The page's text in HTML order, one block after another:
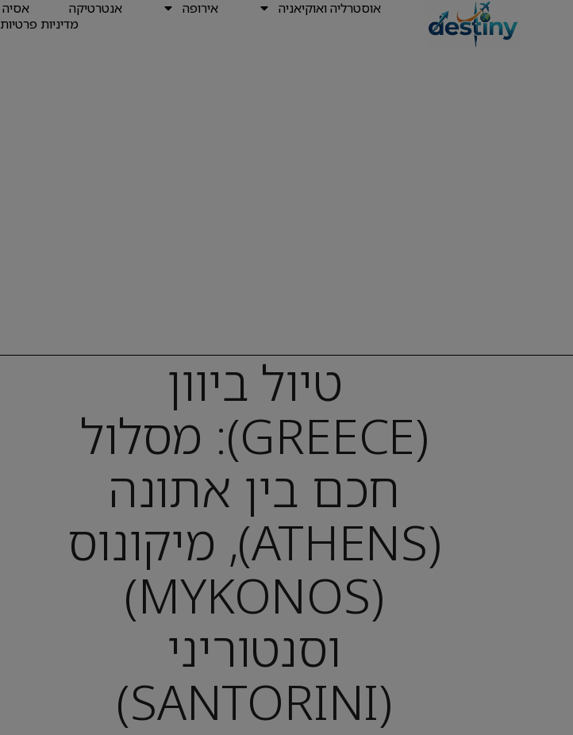
אוסטרליה ואוקיאניה אירופה אנטרטיקה אסיה
מדיניות פרטיות
טיול ביוון
(GREECE): מסלול
חכם בין אתונה
(ATHENS), מיקונוס
(MYKONOS)
וסנטוריני
(SANTORINI)